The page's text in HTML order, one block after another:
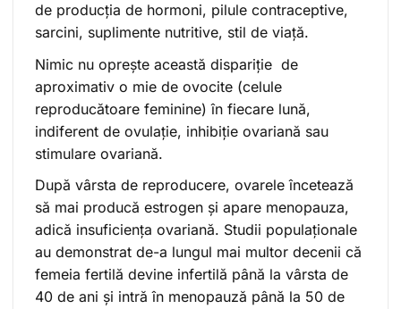
de producția de hormoni, pilule contraceptive,
sarcini, suplimente nutritive, stil de viață.
Nimic nu oprește această dispariție de
aproximativ o mie de ovocite (celule
reproducătoare feminine) în fiecare lună,
indiferent de ovulație, inhibiție ovariană sau
stimulare ovariană.
După vârsta de reproducere, ovarele încetează
să mai producă estrogen și apare menopauza,
adică insuficiența ovariană. Studii populaționale
au demonstrat de-a lungul mai multor decenii că
femeia fertilă devine infertilă până la vârsta de
40 de ani și intră în menopauză până la 50 de